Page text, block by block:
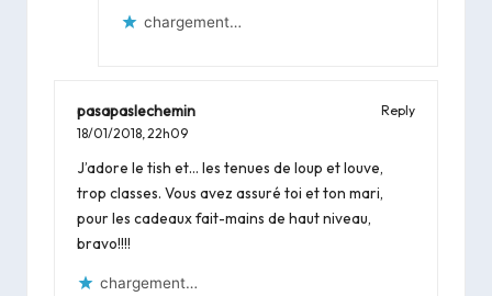
chargement…
pasapaslechemin
Reply
18/01/2018, 22h09
J’adore le tish et… les tenues de loup et louve,
trop classes. Vous avez assuré toi et ton mari,
pour les cadeaux fait-mains de haut niveau,
bravo!!!!
chargement…